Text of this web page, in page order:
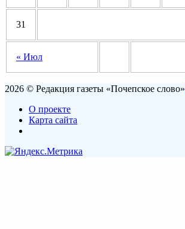
« Июл
31
2026 © Редакция газеты «Почепское слово»
О проекте
Карта сайта